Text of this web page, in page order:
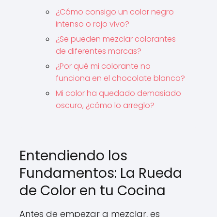
¿Cómo consigo un color negro
intenso o rojo vivo?
¿Se pueden mezclar colorantes
de diferentes marcas?
¿Por qué mi colorante no
funciona en el chocolate blanco?
Mi color ha quedado demasiado
oscuro, ¿cómo lo arreglo?
Entendiendo los
Fundamentos: La Rueda
de Color en tu Cocina
Antes de empezar a mezclar, es